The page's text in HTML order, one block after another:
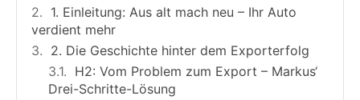
1. Einleitung: Aus alt mach neu – Ihr Auto
verdient mehr
2. Die Geschichte hinter dem Exporterfolg
H2: Vom Problem zum Export – Markus‘
Drei-Schritte-Lösung